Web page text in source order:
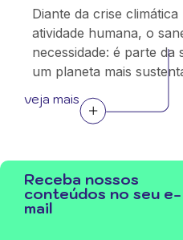
Diante da crise
atividade humana, o
necessidade: é parte da
um planeta mais
veja mais
Receba nossos
conteúdos no seu e-
mail